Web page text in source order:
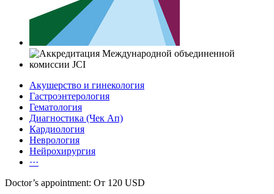
Акушерство и гинекология
Гастроэнтерология
Гематология
Диагностика (Чек Ап)
Кардиология
Неврология
Нейрохирургия
···
Doctor’s appointment: От 120 USD